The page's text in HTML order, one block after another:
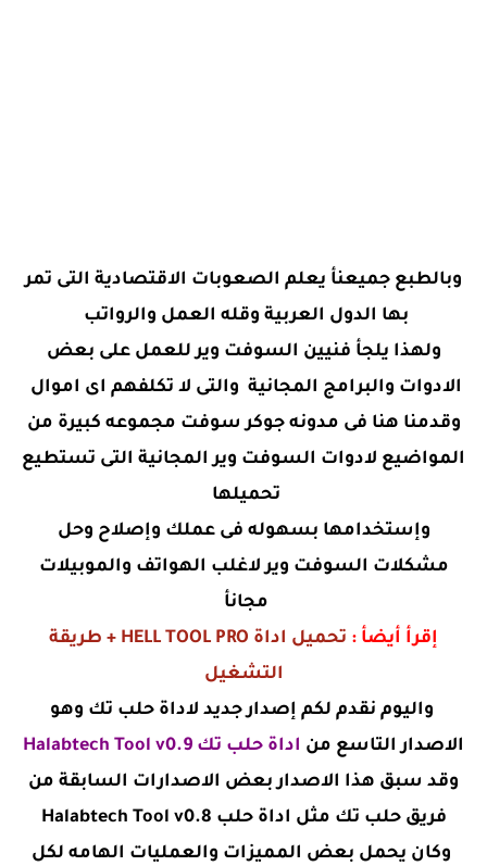
وبالطبع جميعنأ يعلم الصعوبات الاقتصادية التى تمر
بها الدول العربية وقله العمل والرواتب
ولهذا يلجأ فنيين السوفت وير للعمل على بعض
الادوات والبرامج المجانية والتى لا تكلفهم اى اموال
وقدمنا هنا فى مدونه جوكر سوفت مجموعه كبيرة من
المواضيع لادوات السوفت وير المجانية التى تستطيع
تحميلها
وإستخدامها بسهوله فى عملك وإصلاح وحل
مشكلات السوفت وير لاغلب الهواتف والموبيلات
مجانأ
إقرأ أيضأ :
تحميل اداة HELL TOOL PRO + طريقة
التشغيل
واليوم نقدم لكم إصدار جديد لاداة حلب تك وهو
الاصدار التاسع من اداة حلب تك Halabtech Tool v0.9
وقد سبق هذا الاصدار بعض الاصدارات السابقة من
فريق حلب تك مثل اداة حلب Halabtech Tool v0.8
وكان يحمل بعض المميزات والعمليات الهامه لكل